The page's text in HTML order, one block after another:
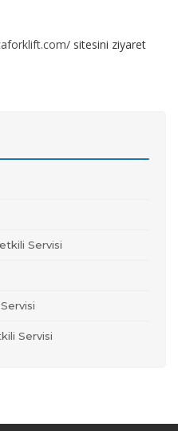
sitesini ziyaret
Servisi
Servisi